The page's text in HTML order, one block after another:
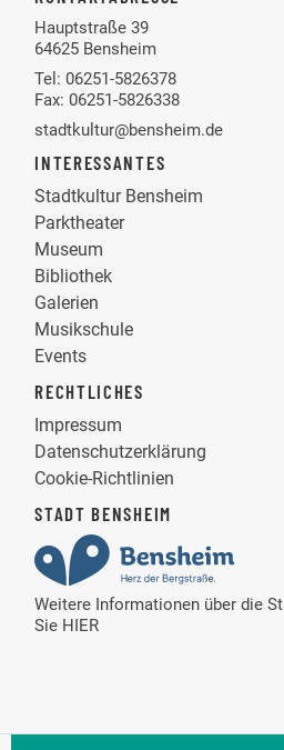
Hauptstraße 39
64625 Bensheim
Tel: 06251-5826378
Fax: 06251-5826338
stadtkultur@bensheim.de
INTERESSANTES
Stadtkultur Bensheim
Parktheater
Museum
Bibliothek
Galerien
Musikschule
Events
RECHTLICHES
Impressum
Datenschutzerklärung
Cookie-Richtlinien
STADT BENSHEIM
Weitere Informationen über die
Sie HIER